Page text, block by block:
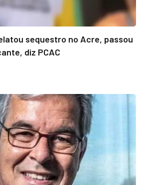
sequestro no Acre, passou
diz PCAC